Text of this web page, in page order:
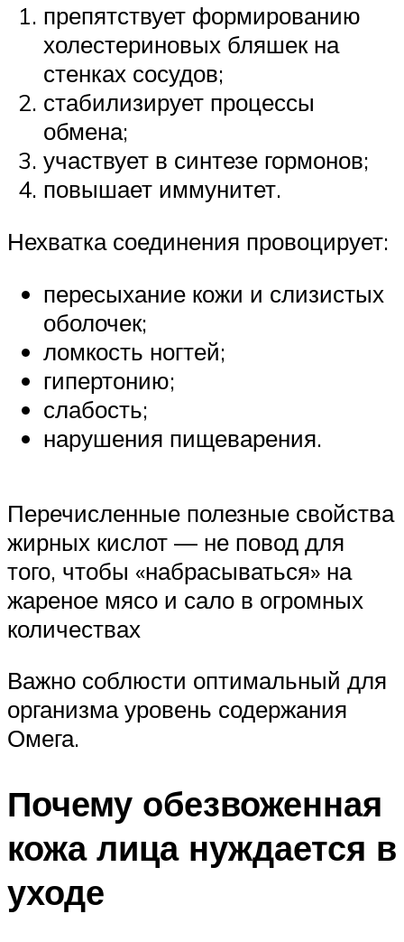
препятствует формированию
холестериновых бляшек на
стенках сосудов;
стабилизирует процессы
обмена;
участвует в синтезе гормонов;
повышает иммунитет.
Нехватка соединения провоцирует:
пересыхание кожи и слизистых
оболочек;
ломкость ногтей;
гипертонию;
слабость;
нарушения пищеварения.
Перечисленные полезные свойства
жирных кислот — не повод для
того, чтобы «набрасываться» на
жареное мясо и сало в огромных
количествах
Важно соблюсти оптимальный для
организма уровень содержания
Омега.
Почему обезвоженная
кожа лица нуждается в
уходе